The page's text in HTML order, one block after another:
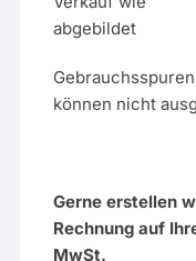
abgebildet
Gebrauchsspuren
können nicht
Gerne erstellen
Rechnung auf
MwSt.